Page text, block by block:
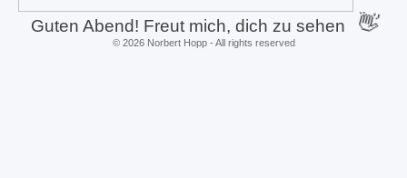
Guten Abend! Freut mich, dich zu sehen 👋
© 2026Norbert Hopp - All rights reserved